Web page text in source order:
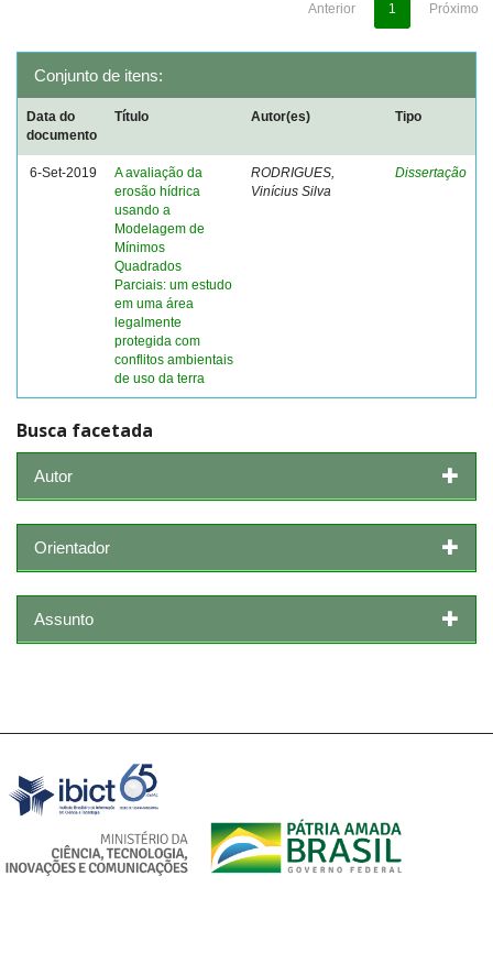
Anterior 1 Próximo
Conjunto de itens:
Data do
documento
Título Autor(es) Tipo
6-Set-2019
A avaliação da
erosão hídrica
usando a
Modelagem de
Mínimos
Quadrados
Parciais: um estudo
em uma área
legalmente
protegida com
conflitos ambientais
de uso da terra
RODRIGUES,
Vinícius Silva
Dissertação
Busca facetada
Autor
Orientador
Assunto